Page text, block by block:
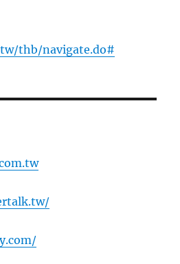
thb/navigate.do#